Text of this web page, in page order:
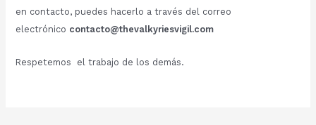
en contacto, puedes hacerlo a través del correo
electrónico contacto@thevalkyriesvigil.com
Respetemos el trabajo de los demás.